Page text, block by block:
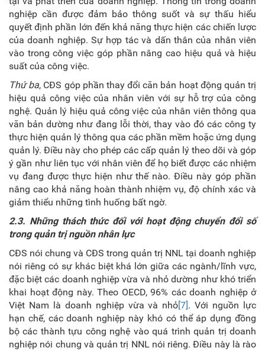
nghiệp cần được đảm bảo thông suốt và sự thấu hiểu
quyết định phần lớn đến khả năng thực hiện các chiến lược
của doanh nghiệp. Sự hợp tác và dấn thân của nhân viên
vào trong công việc góp phần nâng cao hiệu quả và hiệu
suất của công việc.
Thứ ba, CĐS góp phần thay đổi căn bản hoạt động quản trị
hiệu quả công việc của nhân viên với sự hỗ trợ của công
nghệ. Quản lý hiệu quả công việc của nhân viên thông qua
văn bản dường như đang lỗi thời, thay vào đó các công ty
thực hiện quản lý thông qua các phần mềm hoặc ứng dụng
quản lý. Điều này cho phép các cấp quản lý theo dõi và góp
ý gần như liên tục với nhân viên để họ biết được các nhiệm
vụ đang được thực hiện như thế nào. Điều này góp phần
nâng cao khả năng hoàn thành nhiệm vụ, độ chính xác và
giảm thiểu những tình huống bất ngờ.
2.3. Những thách thức đối với hoạt động chuyển đổi số
trong quản trị nguồn nhân lực
CĐS nói chung và CĐS trong quản trị NNL tại doanh nghiệp
nói riêng có sự khác biệt khá lớn giữa các ngành/lĩnh vực,
đặc biệt các doanh nghiệp vừa và nhỏ dường như khó triển
khai hoạt động này. Theo OECD, 96% các doanh nghiệp ở
Việt Nam là doanh nghiệp vừa và nhỏ[7]. Với nguồn lực
hạn chế, các doanh nghiệp này khó có thể áp dụng đồng
bộ các thành tựu công nghệ vào quá trình quản trị doanh
nghiệp nói chung và quản trị NNL nói riêng. Điều này là rào